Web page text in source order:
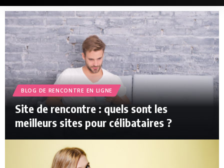
BLOG DE RENCONTRE EN LIGNE
Site de rencontre : quels sont les
meilleurs sites pour célibataires ?